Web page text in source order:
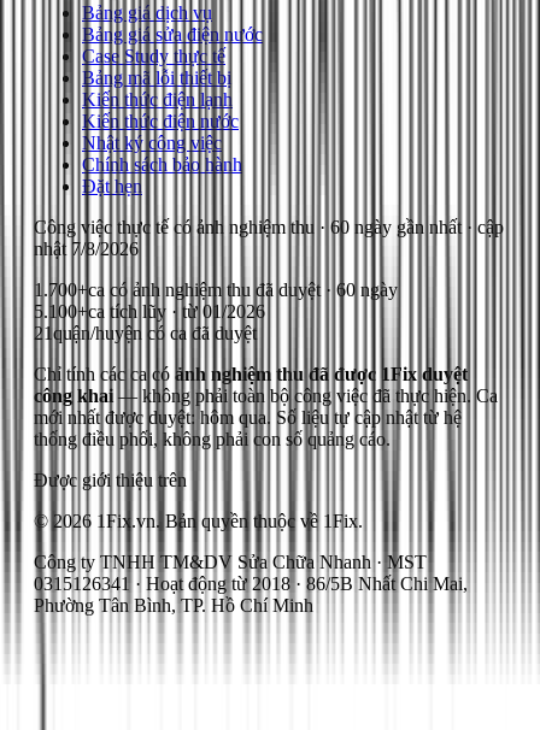
Bảng giá dịch vụ
Bảng giá sửa điện nước
Case Study thực tế
Bảng mã lỗi thiết bị
Kiến thức điện lạnh
Kiến thức điện nước
Nhật ký công việc
Chính sách bảo hành
Đặt hẹn
Công việc thực tế có ảnh nghiệm thu · 60 ngày gần nhất · cập
nhật 7/8/2026
1.700+ca có ảnh nghiệm thu đã duyệt · 60 ngày
5.100+ca tích lũy · từ 01/2026
21quận/huyện có ca đã duyệt
Chỉ tính các ca có ảnh nghiệm thu đã được 1Fix duyệt
công khai — không phải toàn bộ công việc đã thực hiện. Ca
mới nhất được duyệt: hôm qua. Số liệu tự cập nhật từ hệ
thống điều phối, không phải con số quảng cáo.
Được giới thiệu trên
© 2026 1Fix.vn. Bản quyền thuộc về 1Fix.
Công ty TNHH TM&DV Sửa Chữa Nhanh · MST
0315126341 · Hoạt động từ 2018 · 86/5B Nhất Chi Mai,
Phường Tân Bình, TP. Hồ Chí Minh